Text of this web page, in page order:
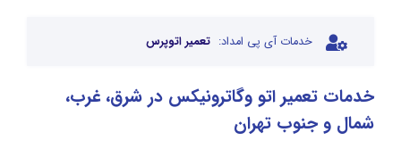
خدمات آی پی امداد: تعمیر اتوپرس
خدمات تعمیر اتو وگاترونیکس در شرق، غرب،
شمال و جنوب تهران